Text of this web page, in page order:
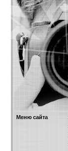
Меню сайта